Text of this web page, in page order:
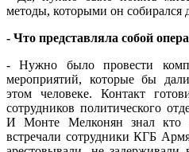
методы, которыми он собирался
- Что представляла собой
- Нужно было провести
мероприятий, которые бы
этом человеке. Контакт
сотрудников политического
И Монте Мелконян знал
встречали сотрудники КГБ